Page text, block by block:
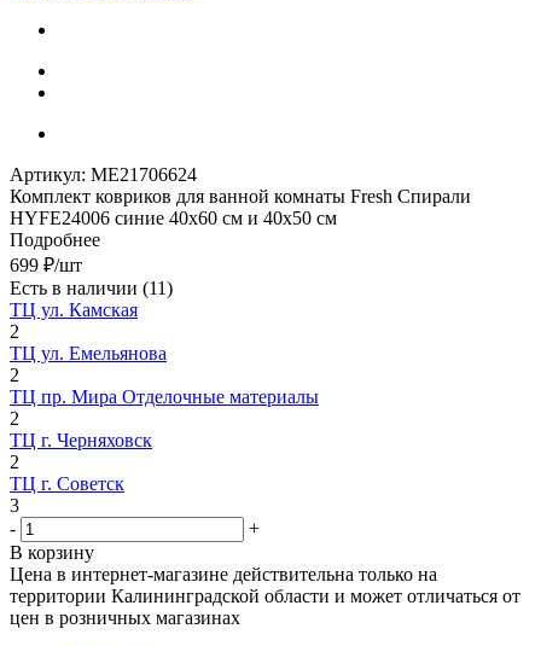
Артикул: МЕ21706624
Комплект ковриков для ванной комнаты Fresh Спирали
HYFE24006 синие 40х60 см и 40х50 см
Подробнее
699 ₽/шт
Есть в наличии (11)
ТЦ ул. Камская
2
ТЦ ул. Емельянова
2
ТЦ пр. Мира Отделочные материалы
2
ТЦ г. Черняховск
2
ТЦ г. Советск
3
-
+
В корзину
Цена в интернет-магазине действительна только на
территории Калининградской области и может отличаться от
цен в розничных магазинах